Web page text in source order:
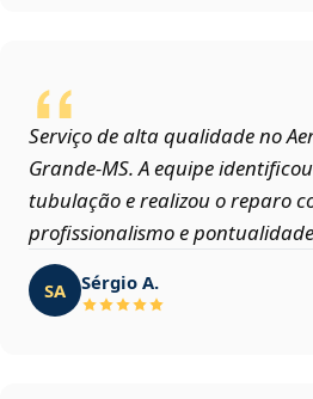
Serviço de alta qualidade no
Grande‑MS. A equipe
tubulação e realizou o reparo
profissionalismo e
SA Sérgio A.